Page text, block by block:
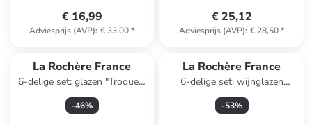
€ 16,99
Adviesprijs (AVP): € 33,00*
€ 25,12
Adviesprijs (AVP): € 28,50*
La Rochère France
6-delige set: glazen "Troquet"
transparant - 230 ml
-46%
La Rochère France
6-delige set: wijnglazen
"Lyonnias" lichtroze - 230 ml
-53%